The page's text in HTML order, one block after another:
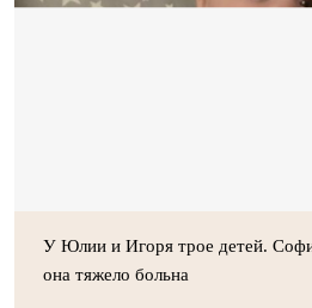
У Юлии и Игоря трое детей.
она тяжело больна